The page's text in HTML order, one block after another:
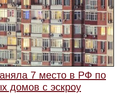
7 место в РФ по
домов с эскроу